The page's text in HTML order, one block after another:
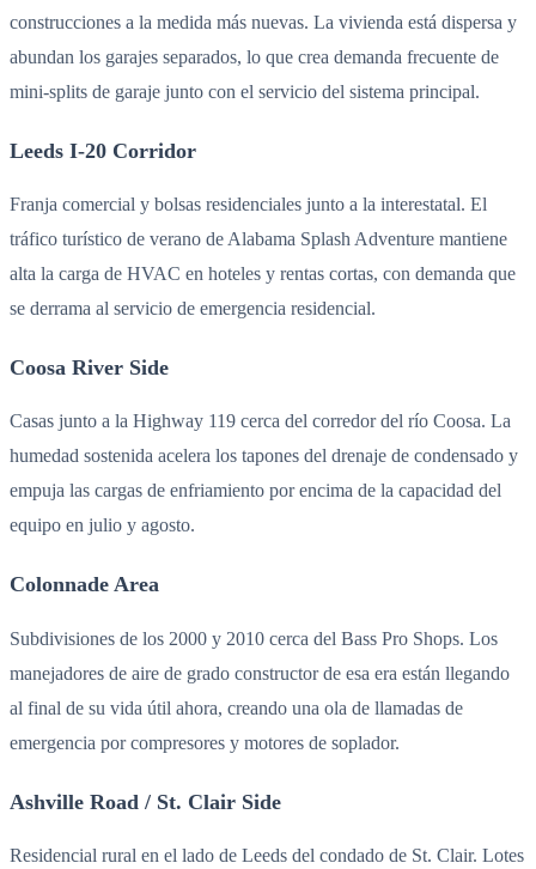
construcciones a la medida más nuevas. La vivienda está dispersa y
abundan los garajes separados, lo que crea demanda frecuente de
mini-splits de garaje junto con el servicio del sistema principal.
Leeds I-20 Corridor
Franja comercial y bolsas residenciales junto a la interestatal. El
tráfico turístico de verano de Alabama Splash Adventure mantiene
alta la carga de HVAC en hoteles y rentas cortas, con demanda que
se derrama al servicio de emergencia residencial.
Coosa River Side
Casas junto a la Highway 119 cerca del corredor del río Coosa. La
humedad sostenida acelera los tapones del drenaje de condensado y
empuja las cargas de enfriamiento por encima de la capacidad del
equipo en julio y agosto.
Colonnade Area
Subdivisiones de los 2000 y 2010 cerca del Bass Pro Shops. Los
manejadores de aire de grado constructor de esa era están llegando
al final de su vida útil ahora, creando una ola de llamadas de
emergencia por compresores y motores de soplador.
Ashville Road / St. Clair Side
Residencial rural en el lado de Leeds del condado de St. Clair. Lotes